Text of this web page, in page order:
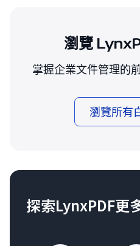
瀏覽
掌握企業文件管理的
瀏覽所有
探索LynxPDF更